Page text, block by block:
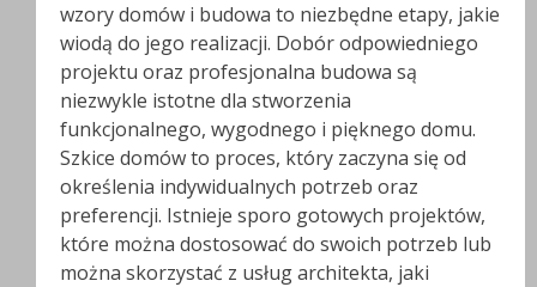
wzory domów i budowa to niezbędne etapy, jakie
wiodą do jego realizacji. Dobór odpowiedniego
projektu oraz profesjonalna budowa są
niezwykle istotne dla stworzenia
funkcjonalnego, wygodnego i pięknego domu.
Szkice domów to proces, który zaczyna się od
określenia indywidualnych potrzeb oraz
preferencji. Istnieje sporo gotowych projektów,
które można dostosować do swoich potrzeb lub
można skorzystać z usług architekta, jaki